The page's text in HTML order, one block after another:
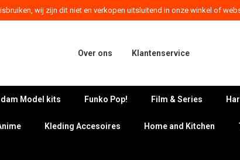
wij zijn dit niet en verkopen uitsluitend in onze winkel of
Over ons Klantenservice
Model kits Funko Pop! Film & Series
Kleding Accesoires Home and Kitchen